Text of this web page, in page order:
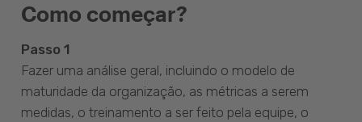
Como começar?
Passo 1
Fazer uma análise geral, incluindo o modelo de
maturidade da organização, as métricas a serem
medidas, o treinamento a ser feito pela equipe, o